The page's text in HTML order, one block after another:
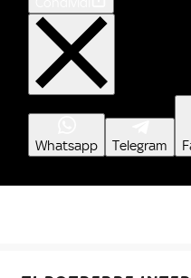
Whatsapp Telegram